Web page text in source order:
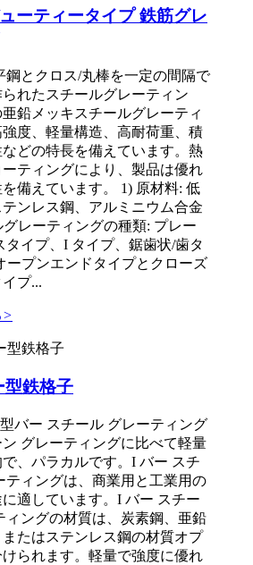
ーティータイプ 鉄筋グレ
鋼とクロス/丸棒を一定の間隔で
れたスチールグレーティン
鉛メッキスチールグレーティ
強度、軽量構造、高耐荷重、積
どの特長を備えています。熱
ティングにより、製品は優れ
備えています。 1) 原材料: 低
ンレス鋼、アルミニウム合金
グレーティングの種類: プレー
タイプ、I タイプ、鋸歯状/歯タ
ープンエンドタイプとクローズ
プ...
>
型鉄格子
バー スチール グレーティング
グレーティングに比べて軽量
、パラカルです。I バー スチ
ティングは、商業用と工業用の
適しています。I バー スチー
ィングの材質は、炭素鋼、亜鉛
またはステンレス鋼の材質オプ
けられます。軽量で強度に優れ